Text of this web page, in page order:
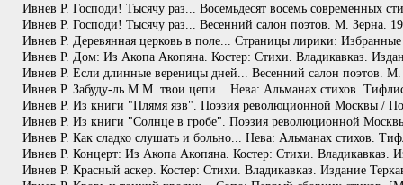
Ивнев Р. Господи! Тысячу раз... Восемьдесят восемь современных
Ивнев Р. Господи! Тысячу раз... Весенний салон поэтов. М. Зерна.
Ивнев Р. Деревянная церковь в поле... Страницы лирики:
Ивнев Р. Дом: Из Акопа Акопяна. Костер: Стихи. Владикавказ.
Ивнев Р. Если длинные вереницы дней... Весенний салон поэтов. М.
Ивнев Р. Забуду-ль М.М. твои цепи... Нева: Альманах стихов.
Ивнев Р. Из книги "Плямя язв". Поэзия революционной Москвы /
Ивнев Р. Из книги "Солнце в гробе". Поэзия революционной
Ивнев Р. Как сладко слушать и больно... Нева: Альманах стихов.
Ивнев Р. Концерт: Из Акопа Акопяна. Костер: Стихи. Владикавказ.
Ивнев Р. Красный аскер. Костер: Стихи. Владикавказ. Издание